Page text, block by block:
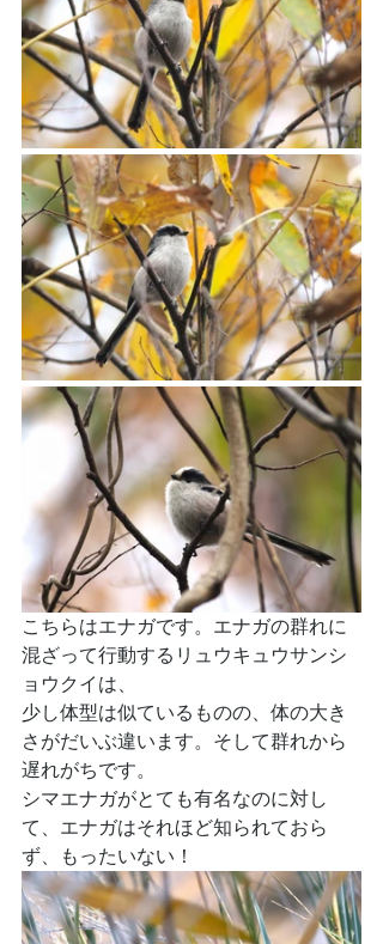
こちらはエナガです。エナガの群れに
混ざって行動するリュウキュウサンシ
ョウクイは、
少し体型は似ているものの、体の大き
さがだいぶ違います。そして群れから
遅れがちです。
シマエナガがとても有名なのに対し
て、エナガはそれほど知られておら
ず、もったいない！